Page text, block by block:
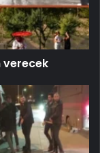
verecek